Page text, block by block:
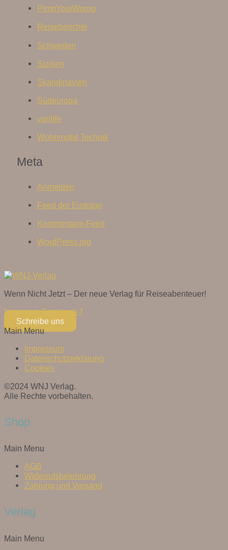
PimpYourWomo
Reiseberichte
Schweden
Sizilien
Skandinavien
Südeuropa
vanlife
Wohnmobil Technik
Meta
Anmelden
Feed der Einträge
Kommentare-Feed
WordPress.org
Wenn Nicht Jetzt – Der neue Verlag für Reiseabenteuer!
Instagram Facebook-f
Schreibe uns
Main Menu
Impressum
Datenschutzerklärung
Cookies
©2024 WNJ Verlag.
Alle Rechte vorbehalten.
Shop
Main Menu
AGB
Widerrufsbelehrung
Zahlung und Versand
Verlag
Main Menu